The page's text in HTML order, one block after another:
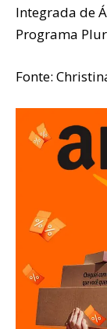
Integrada de
Programa
Fonte: